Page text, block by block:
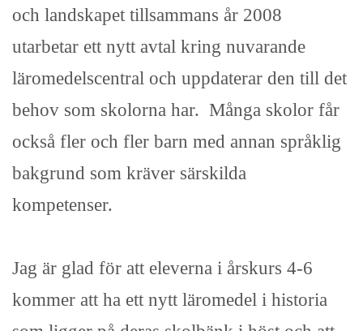
och landskapet tillsammans år 2008
utarbetar ett nytt avtal kring nuvarande
läromedelscentral och uppdaterar den till det
behov som skolorna har. Många skolor får
också fler och fler barn med annan språklig
bakgrund som kräver särskilda
kompetenser.
Jag är glad för att eleverna i årskurs 4-6
kommer att ha ett nytt läromedel i historia